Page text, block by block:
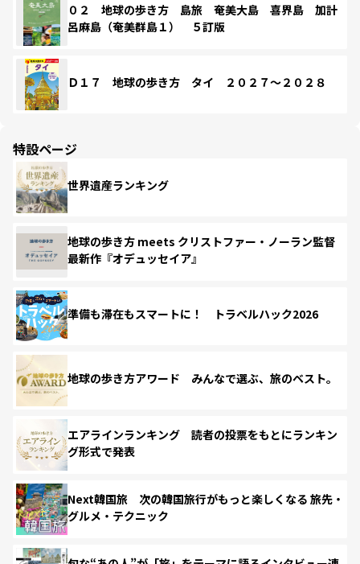
０２ 地球の歩き方 島旅 奄美大島 喜界島 加計
呂麻島（奄美群島１） ５訂版
Ｄ１７ 地球の歩き方 タイ ２０２７～２０２８
特設ページ
世界遺産ランキング
地球の歩き方 meets クリストファー・ノーラン監督
最新作『オデュッセイア』
準備も滞在もスマートに！ トラベルハック2026
地球の歩き方アワード みんなで選ぶ、旅のベスト。
エアラインランキング 読者の投票をもとにランキン
グ形式で発表
Next韓国旅 次の韓国旅行がもっと楽しくなる 旅先・
グルメ・テクニック